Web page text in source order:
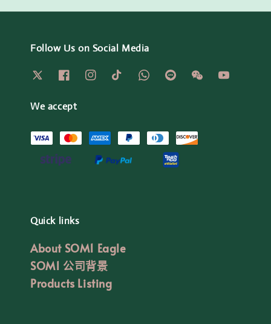
Follow Us on Social Media
We accept
Quick links
About SOM1 Eagle
SOM1 公司背景
Products Listing